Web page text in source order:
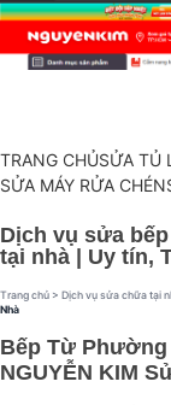
TRANG CHỦSỬA TỦ
SỬA MÁY RỬA CHÉN
Dịch vụ sửa
tại nhà | Uy tín,
Trang chủ > Dịch vụ sửa chữa tại
Nhà
Bếp Từ Phường
NGUYỄN KIM